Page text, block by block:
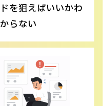
ドを狙えばいいかわ
からない